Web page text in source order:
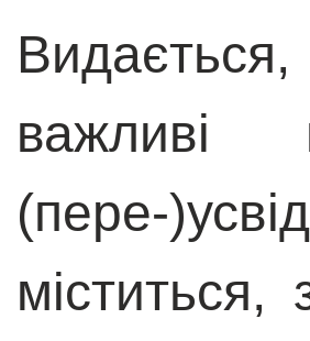
важливі
(пере-